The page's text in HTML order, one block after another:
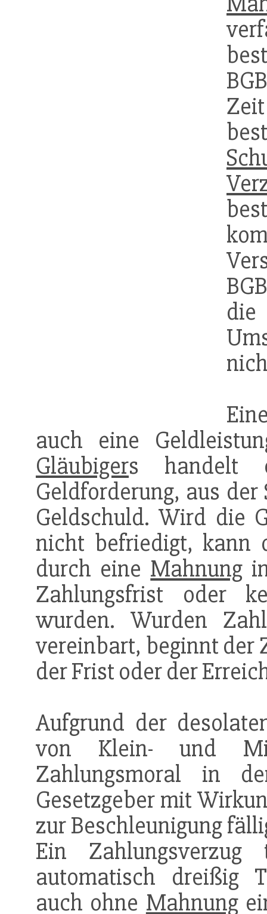
auch eine
Gläubigers handelt
Geldforderung, aus
Geldschuld. Wird die
nicht befriedigt, kann
durch eine Mahnung
Zahlungsfrist oder
wurden. Wurden
vereinbart, beginnt der
der Frist oder der
Aufgrund der
von Klein- und
Zahlungsmoral in
Gesetzgeber mit
zur Beschleunigung
Ein
automatisch dreißig
auch ohne Mahnung